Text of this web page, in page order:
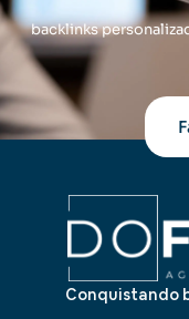
backlinks
Conquistando